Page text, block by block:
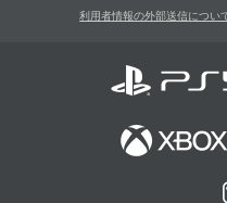
利用者情報の外部送信につい